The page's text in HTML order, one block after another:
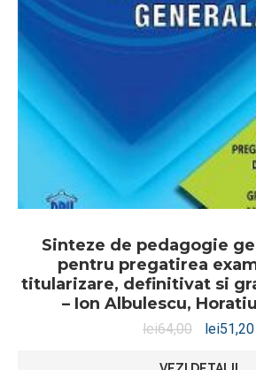
Sinteze de pedagogie
pentru pregatirea
titularizare, definitivat si
– Ion Albulescu,
lei64,00 lei51,20